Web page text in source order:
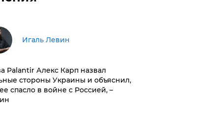
Игаль Левин
Palantir Алекс Карп назвал
стороны Украины и объяснил,
спасло в войне с Россией, –